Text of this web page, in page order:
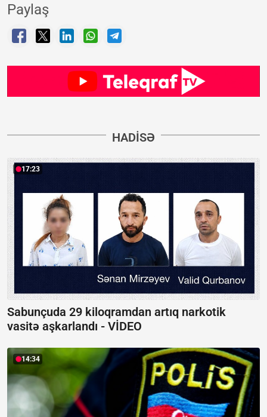
Paylaş
HADISƏ
17:23
Sabunçuda 29 kiloqramdan artıq narkotik
vasitə aşkarlandı - VİDEO
14:34